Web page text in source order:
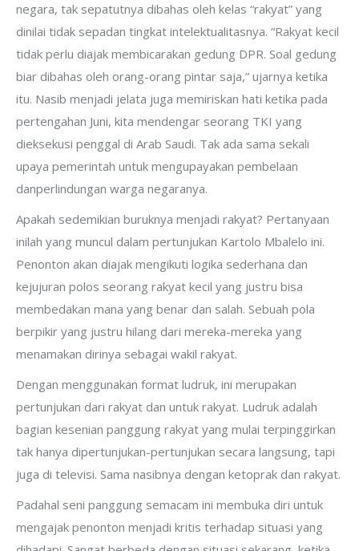
negara, tak sepatutnya dibahas oleh kelas “rakyat” yang
dinilai tidak sepadan tingkat intelektualitasnya. “Rakyat kecil
tidak perlu diajak membicarakan gedung DPR. Soal gedung
biar dibahas oleh orang-orang pintar saja,” ujarnya ketika
itu. Nasib menjadi jelata juga memiriskan hati ketika pada
pertengahan Juni, kita mendengar seorang TKI yang
dieksekusi penggal di Arab Saudi. Tak ada sama sekali
upaya pemerintah untuk mengupayakan pembelaan
danperlindungan warga negaranya.
Apakah sedemikian buruknya menjadi rakyat? Pertanyaan
inilah yang muncul dalam pertunjukan Kartolo Mbalelo ini.
Penonton akan diajak mengikuti logika sederhana dan
kejujuran polos seorang rakyat kecil yang justru bisa
membedakan mana yang benar dan salah. Sebuah pola
berpikir yang justru hilang dari mereka-mereka yang
menamakan dirinya sebagai wakil rakyat.
Dengan menggunakan format ludruk, ini merupakan
pertunjukan dari rakyat dan untuk rakyat. Ludruk adalah
bagian kesenian panggung rakyat yang mulai terpinggirkan
tak hanya dipertunjukan-pertunjukan secara langsung, tapi
juga di televisi. Sama nasibnya dengan ketoprak dan rakyat.
Padahal seni panggung semacam ini membuka diri untuk
mengajak penonton menjadi kritis terhadap situasi yang